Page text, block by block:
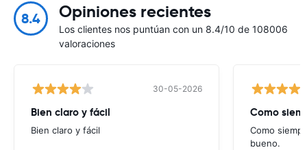
8.4 Opiniones recientes
Los clientes nos puntúan con un 8.4/10 de 108006
valoraciones
30-05-2026
Bien claro y fácil
Bien claro y fácil
Como
bueno.